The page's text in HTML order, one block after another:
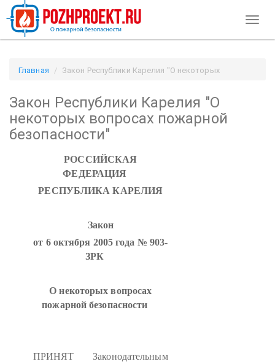
Главная
Закон Республики Карелия "О некоторых
Закон Республики Карелия "О
некоторых вопросах пожарной
безопасности"
РОССИЙСКАЯ
ФЕДЕРАЦИЯ
РЕСПУБЛИКА КАРЕЛИЯ
Закон
от 6 октября 2005 года № 903-
ЗРК
О некоторых вопросах
пожарной безопасности
ПРИНЯТ Законодательным